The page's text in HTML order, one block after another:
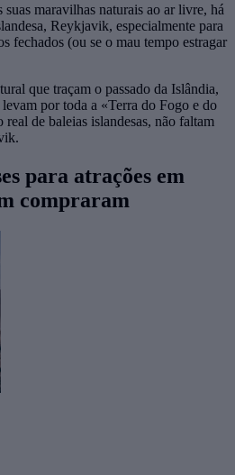
maravilhas naturais ao ar livre, há
Reykjavik, especialmente para
fechados (ou se o mau tempo estragar
que traçam o passado da Islândia,
por toda a «Terra do Fogo e do
de baleias islandesas, não faltam
para atrações em
compraram